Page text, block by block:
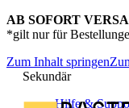
AB SOFORT
*gilt nur für
Zum Inhalt springen
Sekundär
Hilfe &